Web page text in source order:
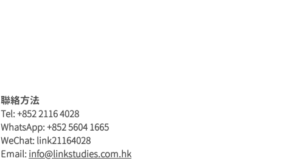
聯絡方法
Tel: +852 2116 4028
WhatsApp: +852 5604 1665
​WeChat: link21164028
Email:info@linkstudies.com.hk